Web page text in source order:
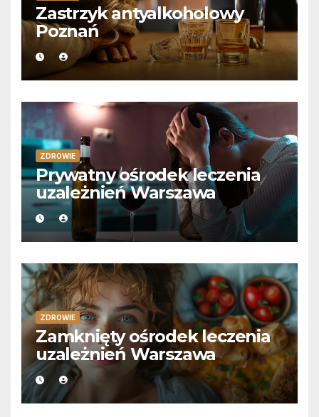
Zastrzyk antyalkoholowy
Poznań
ZDROWIE
Prywatny ośrodek leczenia
uzależnień Warszawa
ZDROWIE
Zamknięty ośrodek leczenia
uzależnień Warszawa